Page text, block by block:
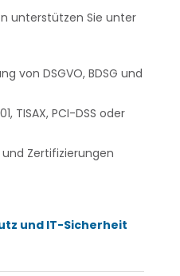
unterstützen Sie unter
von DSGVO, BDSG und
TISAX, PCI-DSS oder
Zertifizierungen
und IT-Sicherheit